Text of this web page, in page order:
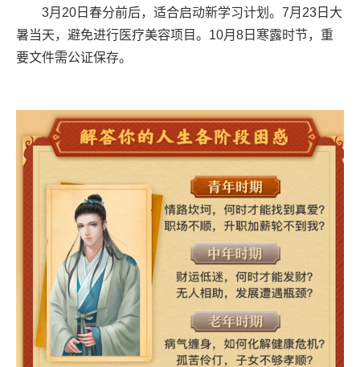
3月20日春分前后，适合启动新学习计划。7月23日大
暑当天，避免进行医疗美容项目。10月8日寒露时节，重
要文件需公证保存。